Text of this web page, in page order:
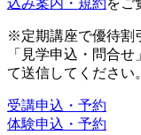
※定期講座で優待割
「見学申込・問合
て送信してください。
受講申込・予約
体験申込・予約